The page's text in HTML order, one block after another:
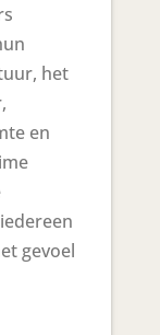
het
en
gevoel